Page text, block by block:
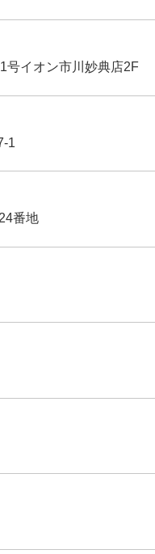
イオン市川妙典店2F
1
番地